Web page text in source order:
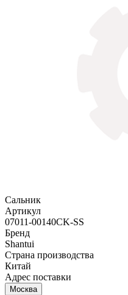
Сальник
Артикул
07011-00140CK-SS
Бренд
Shantui
Страна производства
Китай
Адрес поставки
Москва